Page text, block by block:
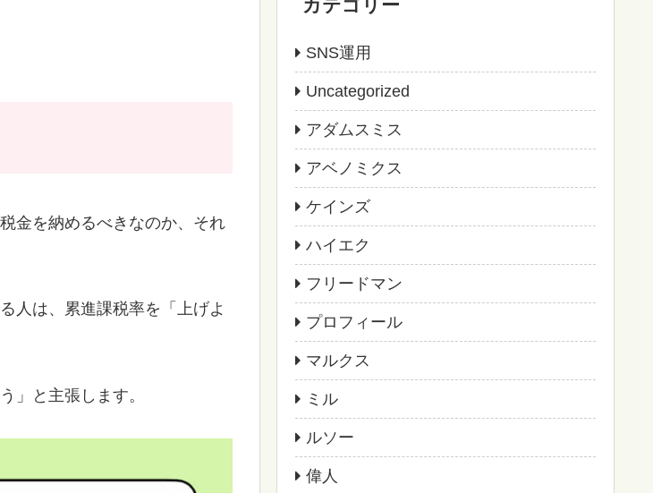
金を納めるべきなのか、それ
人は、累進課税率を「上げよ
」と主張します。
SNS運用
Uncategorized
アダムスミス
アベノミクス
ケインズ
ハイエク
フリードマン
プロフィール
マルクス
ミル
ルソー
偉人